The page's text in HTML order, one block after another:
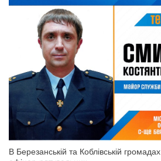
В Березанській та Коблівській